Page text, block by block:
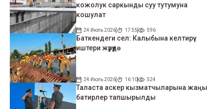
кожолук саркынды суу тутумуна
кошулат
24 Июль 2026 17:55 596
Баткендеги сел: Калыбына келтирүү
иштери жүрүүдө
24 Июль 2026 16:10 524
Таласта аскер кызматчыларына жаңы
батирлер тапшырылды